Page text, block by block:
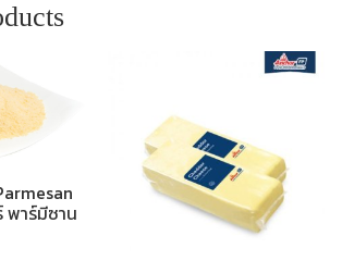
พาร์มีซาน